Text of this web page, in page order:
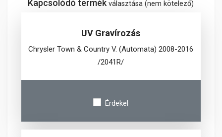
Kapcsolódó termékválasztása (nem kötelező)
UV Gravírozás
Chrysler Town & Country V. (Automata) 2008-2016
/2041R/
Érdekel